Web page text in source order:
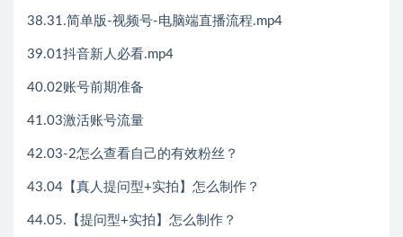
38.31.简单版-视频号-电脑端直播流程.mp4
39.01抖音新人必看.mp4
40.02账号前期准备
41.03激活账号流量
42.03-2怎么查看自己的有效粉丝？
43.04【真人提问型+实拍】怎么制作？
44.05.【提问型+实拍】怎么制作？